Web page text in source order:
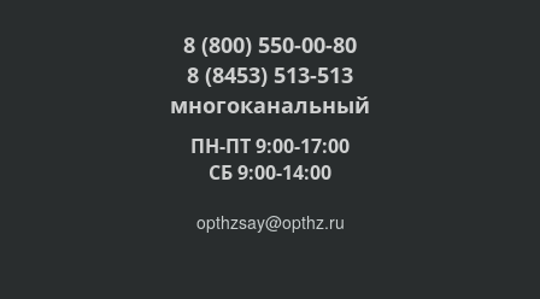
8 (800) 550-00-80
8 (8453) 513-513
многоканальный
ПН-ПТ 9:00-17:00
СБ 9:00-14:00
opthzsay@opthz.ru